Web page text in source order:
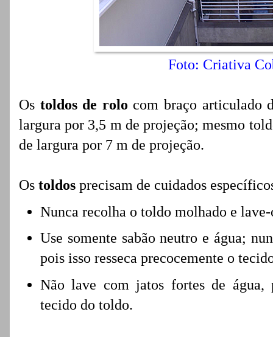
Foto: Criativa
Os toldos de rolo com braço articulado
largura por 3,5 m de projeção; mesmo
de largura por 7 m de projeção.
Os toldos precisam de cuidados
Nunca recolha o toldo molhado e
Use somente sabão neutro e água;
pois isso resseca precocemente o
Não lave com jatos fortes de água,
tecido do toldo.